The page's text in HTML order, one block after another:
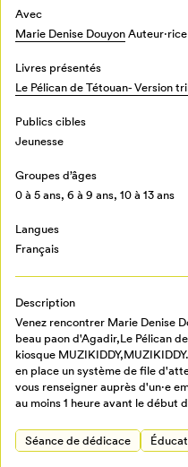
Mon Salon
Avec
Marie Denise DouyonAuteur·rice
Livres présentés
Le Pélican de Tétouan- Version
Publics cibles
Jeunesse
Groupes d’âges
0 à 5 ans,6 à 9 ans,10 à 13 ans
Langues
Français
Description
Venez rencontrer Marie Denise
beau paon d'Agadir,Le Pélican
kiosque
en place un système de file
vous renseigner auprès d'un·e
au moins 1 heure avant le début
Séance de dédicace
Pour